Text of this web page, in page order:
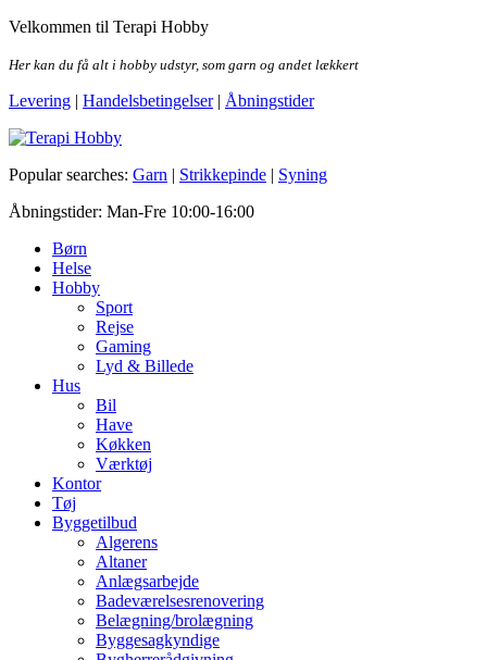
Skip
the
Velkommen til Terapi Hobby
Her kan du få alt i hobby udstyr, som garn og andet lækkert
Levering | Handelsbetingelser| Åbningstider
Terapi Hobby
Popular searches: Garn | Strikkepinde | Syning
Åbningstider: Man-Fre 10:00-16:00
Børn
Helse
Hobby
Sport
Rejse
Gaming
Lyd & Billede
Hus
Bil
Have
Køkken
Værktøj
Kontor
Tøj
Byggetilbud
Algerens
Altaner
Anlægsarbejde
Badeværelsesrenovering
Belægning/brolægning
Byggesagkyndige